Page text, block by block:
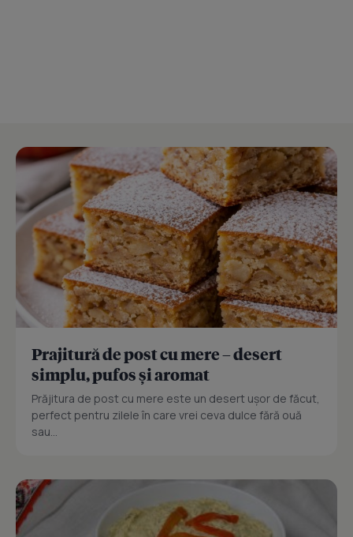
Prajitură de post cu mere – desert
simplu, pufos și aromat
Prăjitura de post cu mere este un desert ușor de făcut,
perfect pentru zilele în care vrei ceva dulce fără ouă
sau...